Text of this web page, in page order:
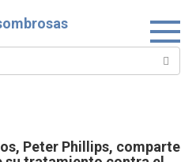
Peter Phillips, comparte